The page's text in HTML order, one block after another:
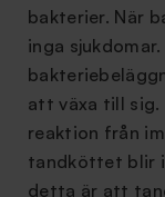
bakterier. När
inga
att växa till sig.
reaktion från
tandköttet blir
detta är att